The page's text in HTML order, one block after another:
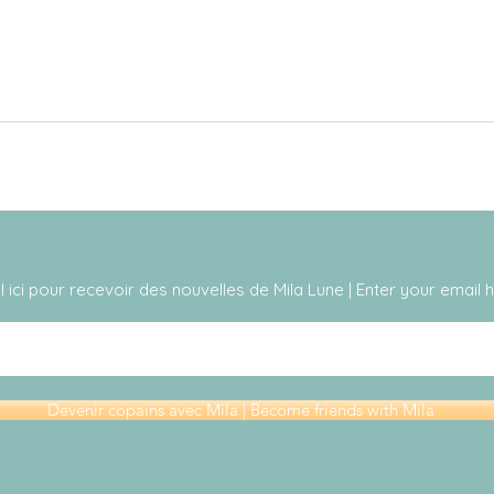
ici pour recevoir des nouvelles de Mila Lune | Enter your email
Devenir copains avec Mila | Become friends with Mila